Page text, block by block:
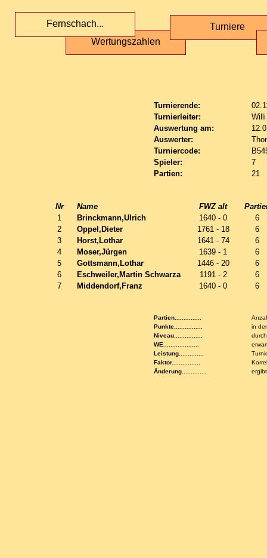
Wertungszahlen
Fernschach... Turniere
Turnierende:
Turnierleiter:
Auswertung am:
Auswerter:
Turniercode:
Spieler:
7
Partien:
21
Nr Name FWZ alt
1
Brinckmann,Ulrich 1640 - 0
6
2
Oppel,Dieter 1761 - 18
6
3
Horst,Lothar 1641 - 74
6
4
Moser,Jürgen 1639 - 1
6
5
Gottsmann,Lothar 1446 - 20
6
6
Eschweiler,Martin Schwarza 1191 - 2
6
7
Middendorf,Franz 1640 - 0 6
Partien...............
Punkte................
in
Niveau................
WE....................
Leistung..............
Faktor................
Änderung..............